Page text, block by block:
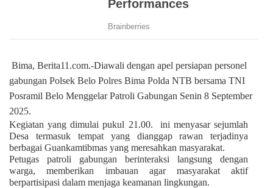
Bima, Berita11.com.-Diawali dengan apel persiapan personel
gabungan Polsek Belo Polres Bima Polda NTB bersama TNI
Posramil Belo Menggelar Patroli Gabungan Senin 8 September
2025.
Kegiatan yang dimulai pukul 21.00.
ini menyasar sejumlah
Desa termasuk tempat yang dianggap rawan terjadinya
berbagai Guankamtibmas yang meresahkan masyarakat.
Petugas patroli gabungan berinteraksi langsung dengan
warga, memberikan imbauan agar masyarakat aktif
berpartisipasi dalam menjaga keamanan lingkungan.